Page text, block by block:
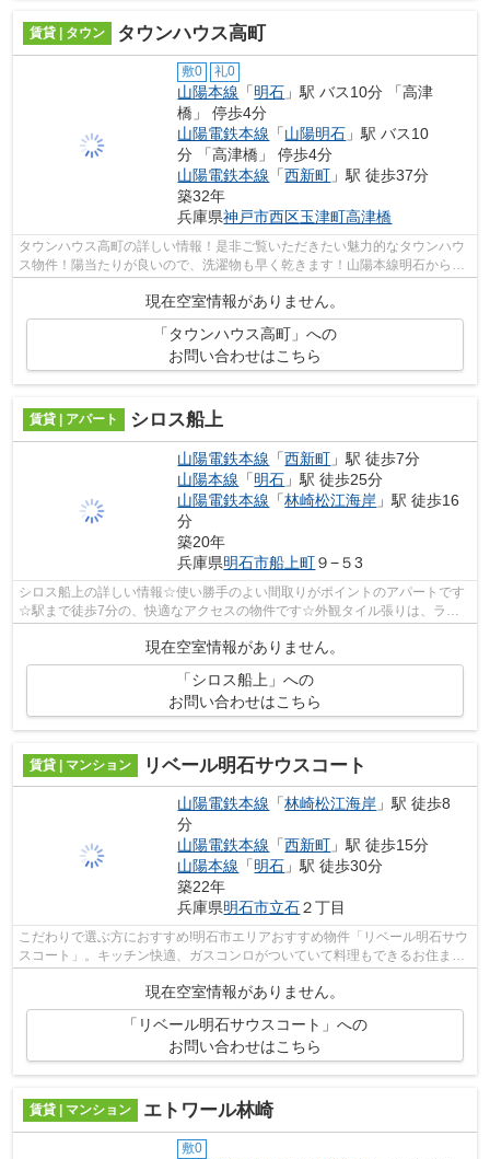
賃貸 | タウン タウンハウス高町
敷0 礼0
山陽本線 「明石 」駅 バス10分 「高津
橋」 停歩4分
山陽電鉄本線 「山陽明石 」駅 バス10
分 「高津橋」 停歩4分
山陽電鉄本線 「西新町 」駅 徒歩37分
築32年
兵庫県神戸市西区玉津町高津橋
タウンハウス高町の詳しい情報！是非ご覧いただきたい魅力的なタウンハウ
ス物件！陽当たりが良いので、洗濯物も早く乾きます！山陽本線明石から歩
現在空室情報がありません。
「タウンハウス高町」への
お問い合わせはこちら
賃貸 | アパート シロス船上
山陽電鉄本線 「西新町 」駅 徒歩7分
山陽本線 「明石 」駅 徒歩25分
山陽電鉄本線 「林崎松江海岸 」駅 徒歩16
分
築20年
兵庫県明石市船上町９−５3
シロス船上の詳しい情報☆使い勝手のよい間取りがポイントのアパートです
☆駅まで徒歩7分の、快適なアクセスの物件です☆外観タイル張りは、ラン
ニングコストがあまりかかりません☆山陽電...
現在空室情報がありません。
「シロス船上」への
お問い合わせはこちら
賃貸 | マンション リベール明石サウスコート
山陽電鉄本線 「林崎松江海岸 」駅 徒歩8
分
山陽電鉄本線 「西新町 」駅 徒歩15分
山陽本線 「明石 」駅 徒歩30分
築22年
兵庫県明石市立石２丁目
こだわりで選ぶ方におすすめ!明石市エリアおすすめ物件「リベール明石サウ
スコート」。キッチン快適、ガスコンロがついていて料理もできるお住ま
現在空室情報がありません。
「リベール明石サウスコート」への
お問い合わせはこちら
賃貸 | マンション エトワール林崎
敷0